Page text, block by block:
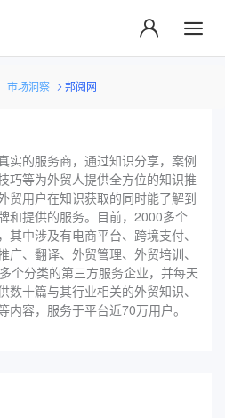
市场洞察 邦阅网
实的服务商，通过知识分享，案例
巧等为外贸人提供全方位的知识推
贸用户在知识获取的同时能了解到
和提供的服务。目前，2000多个
其中涉及有电商平台、跨境支付、
广、翻译、外贸管理、外贸培训、
个分类的第三方服务企业，并每天
数十篇与其行业相关的外贸知识、
内容，服务于平台近70万用户。